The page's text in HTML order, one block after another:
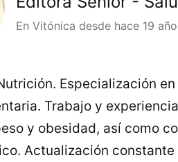
En Vitónica desde hace 19
Especialización
Trabajo y
y obesidad, así como
Actualización